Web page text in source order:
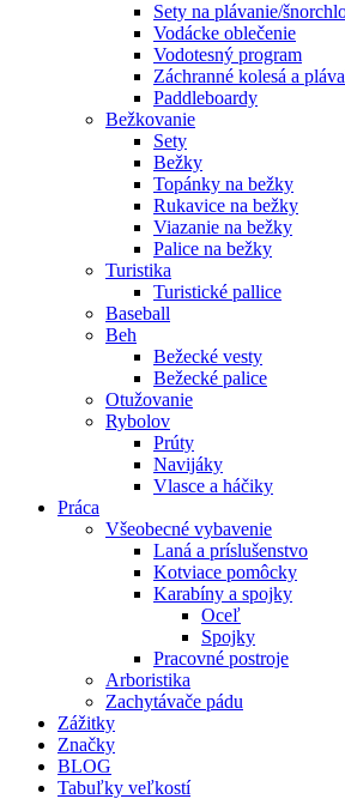
Sety na plávanie/
Vodácke oblečenie
Vodotesný program
Záchranné kolesá a
Paddleboardy
Bežkovanie
Sety
Bežky
Topánky na bežky
Rukavice na bežky
Viazanie na bežky
Palice na bežky
Turistika
Turistické pallice
Baseball
Beh
Bežecké vesty
Bežecké palice
Otužovanie
Rybolov
Prúty
Navijáky
Vlasce a háčiky
Práca
Všeobecné vybavenie
Laná a príslušenstvo
Kotviace pomôcky
Karabíny a spojky
Oceľ
Spojky
Pracovné postroje
Arboristika
Zachytávače pádu
Zážitky
Značky
BLOG
Tabuľky veľkostí